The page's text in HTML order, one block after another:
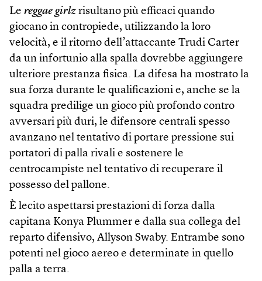
Le reggae girlzrisultano più efficaci quando
giocano in contropiede, utilizzando la loro
velocità, e il ritorno dell’attaccante Trudi Carter
da un infortunio alla spalla dovrebbe aggiungere
ulteriore prestanza fisica. La difesa ha mostrato la
sua forza durante le qualificazioni e, anche se la
squadra predilige un gioco più profondo contro
avversari più duri, le difensore centrali spesso
avanzano nel tentativo di portare pressione sui
portatori di palla rivali e sostenere le
centrocampiste nel tentativo di recuperare il
possesso del pallone.
È lecito aspettarsi prestazioni di forza dalla
capitana Konya Plummer e dalla sua collega del
reparto difensivo, Allyson Swaby. Entrambe sono
potenti nel gioco aereo e determinate in quello
palla a terra.